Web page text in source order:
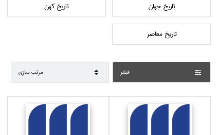
تاريخ جهان تاريخ كهن
تاريخ معاصر
فيلتر مرتب سازي